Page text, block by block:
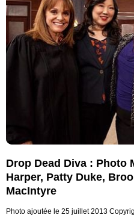
Drop Dead Diva : Photo
Harper, Patty Duke,
MacIntyre
Photo ajoutée le 25 juillet 2013